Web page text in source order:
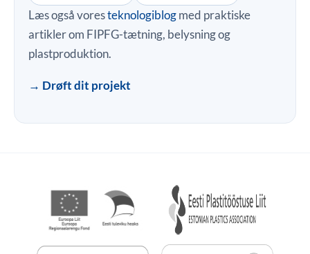
Læs også voresteknologiblogmed praktiske
artikler om FIPFG-tætning, belysning og
plastproduktion.
→ Drøft dit projekt